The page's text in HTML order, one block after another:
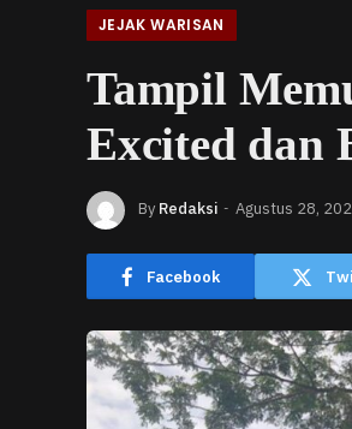
JEJAK WARISAN
Tampil
Excited dan
By Redaksi Agustus 28,
Facebook